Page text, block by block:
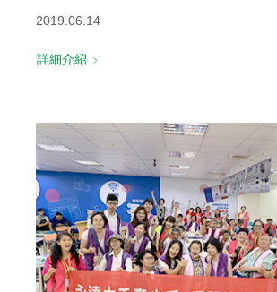
2019.06.14
詳細介紹